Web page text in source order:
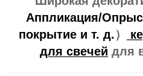
Аппликация/
покрытие и т. д.）
для свечей для